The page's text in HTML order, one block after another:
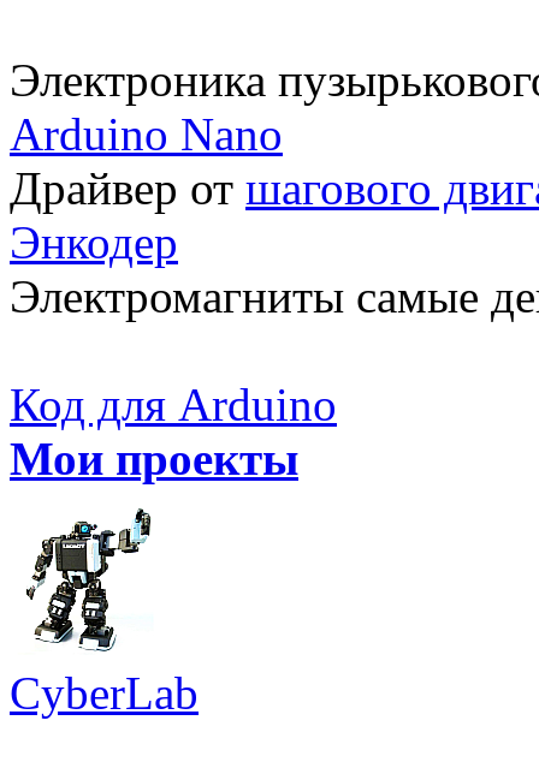
Электроника
Arduino Nano
Драйвер от шагового
Энкодер
Электромагниты самые
Код для Arduino
Мои проекты
CyberLab